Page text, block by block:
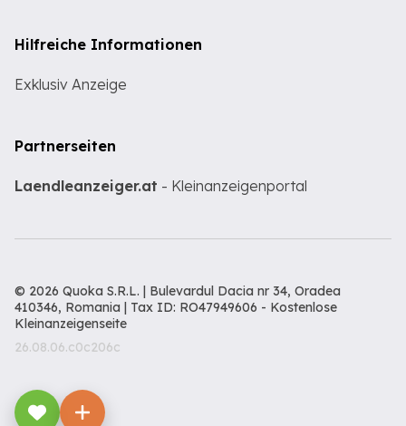
Hilfreiche Informationen
Exklusiv Anzeige
Partnerseiten
Laendleanzeiger.at - Kleinanzeigenportal
© 2026 Quoka S.R.L. | Bulevardul Dacia nr 34, Oradea
410346, Romania | Tax ID: RO47949606 - Kostenlose
Kleinanzeigenseite
26.08.06.c0c206c